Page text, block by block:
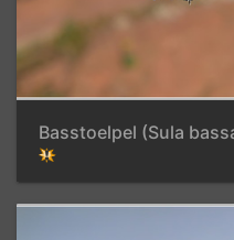
Basstoelpel (Sula